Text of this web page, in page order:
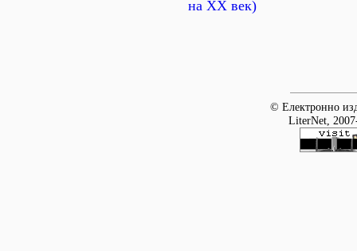
на ХХ век)
© Електронно
LiterNet,